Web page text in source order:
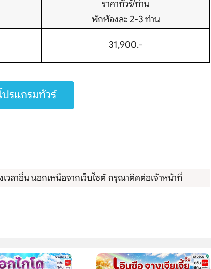
Share
ราคาทัวร์/ท่าน
พักห้องละ 2-3 ท่าน
31,900.-
ปรแกรมทัวร์
วลาอื่น นอกเหนือจากเว็บไซต์ กรุณาติดต่อเจ้าหน้าที่